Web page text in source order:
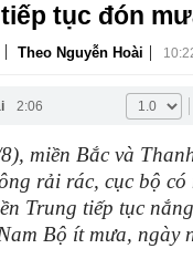
tục đón
| Theo Nguyễn Hoài |
2:06
miền Bắc và
rải rác, cục bộ có
Trung tiếp tục
Bộ ít mưa, ngày